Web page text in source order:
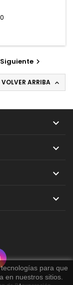
0
Siguiente
VOLVER ARRIBA 




para que
en nuestros sitios.